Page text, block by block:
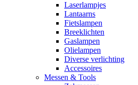
Laserlampjes
Lantaarns
Fietslampen
Breeklichten
Gaslampen
Olielampen
Diverse verlichting
Accessoires
Messen & Tools